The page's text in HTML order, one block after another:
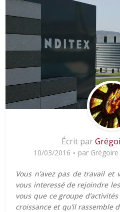
Écrit par
10/03/2016 par
Vous n’avez pas de travail et
vous interessé de rejoindre
vous que ce groupe
croissance et qu’il rassemble